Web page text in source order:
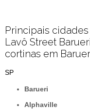
Principais
Lavô Street
cortinas em
SP
Barueri
Alphaville